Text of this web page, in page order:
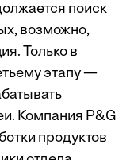
поиск
возможно,
Только в
этапу —
Компания P&G
продуктов